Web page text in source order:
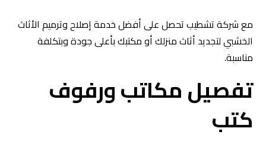
مع شركة تشطيب تحصل على أفضل خدمة إصلاح وترميم الأثاث
الخشبي لتجديد أثاث منزلك أو مكتبك بأعلى جودة وبتكلفة
مناسبة.
تفصيل مكاتب ورفوف
كتب